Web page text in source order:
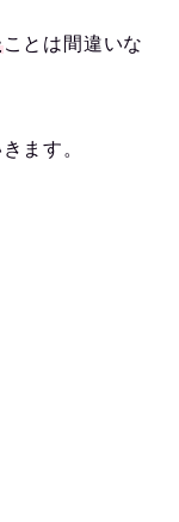
ことは間違いな
ます。